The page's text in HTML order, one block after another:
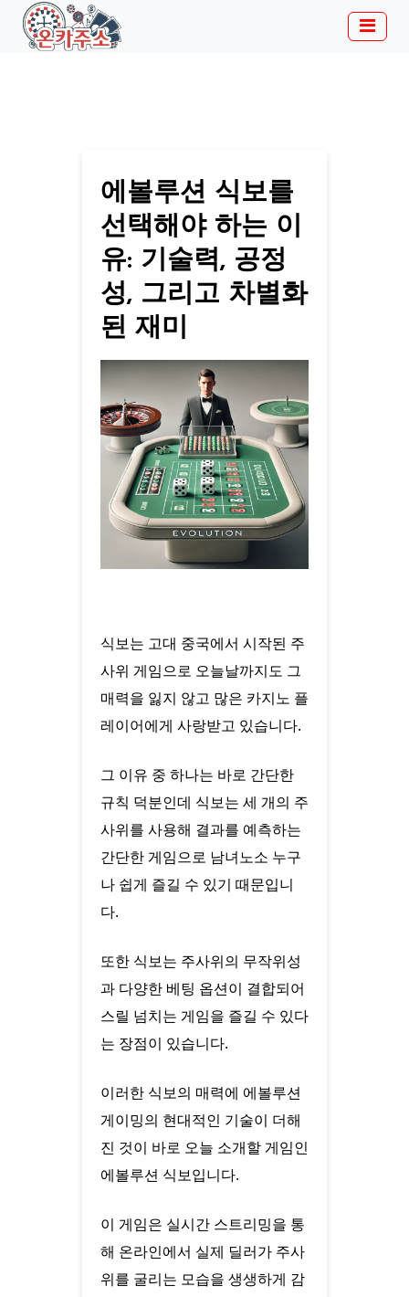
에볼루션 식보를
선택해야 하는 이
유: 기술력, 공정
성, 그리고 차별화
된 재미
식보는 고대 중국에서 시작된 주
사위 게임으로 오늘날까지도 그
매력을 잃지 않고 많은 카지노 플
레이어에게 사랑받고 있습니다.
그 이유 중 하나는 바로 간단한
규칙 덕분인데 식보는 세 개의 주
사위를 사용해 결과를 예측하는
간단한 게임으로 남녀노소 누구
나 쉽게 즐길 수 있기 때문입니
다.
또한 식보는 주사위의 무작위성
과 다양한 베팅 옵션이 결합되어
스릴 넘치는 게임을 즐길 수 있다
는 장점이 있습니다.
이러한 식보의 매력에 에볼루션
게이밍의 현대적인 기술이 더해
진 것이 바로 오늘 소개할 게임인
에볼루션 식보입니다.
이 게임은 실시간 스트리밍을 통
해 온라인에서 실제 딜러가 주사
위를 굴리는 모습을 생생하게 감